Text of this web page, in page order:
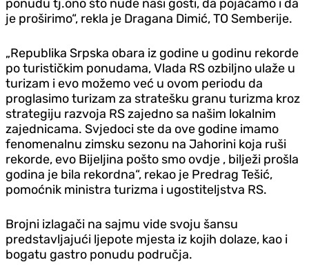
ponudu tj.ono što nude naši gosti, da pojačamo i da
je proširimo“, rekla je Dragana Dimić, TO Semberije.
„Republika Srpska obara iz godine u godinu rekorde
po turističkim ponudama, Vlada RS ozbiljno ulaže u
turizam i evo možemo već u ovom periodu da
proglasimo turizam za stratešku granu turizma kroz
strategiju razvoja RS zajedno sa našim lokalnim
zajednicama. Svjedoci ste da ove godine imamo
fenomenalnu zimsku sezonu na Jahorini koja ruši
rekorde, evo Bijeljina pošto smo ovdje , bilježi prošla
godina je bila rekordna“, rekao je Predrag Tešić,
pomoćnik ministra turizma i ugostiteljstva RS.
Brojni izlagači na sajmu vide svoju šansu
predstavljajući ljepote mjesta iz kojih dolaze, kao i
bogatu gastro ponudu područja.